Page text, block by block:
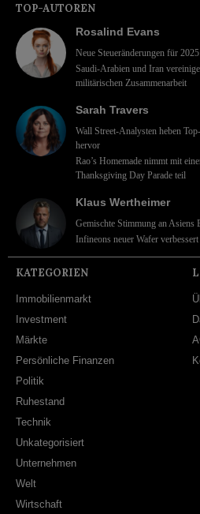
TOP-AUTOREN
Rosalind Evans
Neue Steueränderungen für
Saudi-Arabien und Iran
militärischen Zusammenarbeit
Sarah Travers
Wall Street-Analysten heben
hervor
Rao’s Homemade nimmt mit
Thanksgiving Day Parade teil
Klaus Wertheimer
Gemischte Stimmung an Asiens
Infineons neuer Wafer
KATEGORIEN
Immobilienmarkt
Investment
Märkte
Persönliche Finanzen
Politik
Ruhestand
Technik
Unkategorisiert
Unternehmen
Welt
Wirtschaft